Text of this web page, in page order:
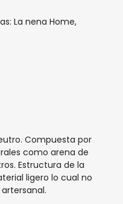
La nena Home,
Compuesta por
como arena de
Estructura de la
ligero lo cual no